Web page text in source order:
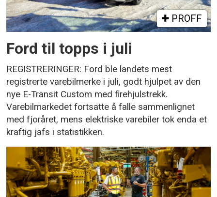
PROFF
Ford til topps i juli
REGISTRERINGER: Ford ble landets mest
registrerte varebilmerke i juli, godt hjulpet av den
nye E-Transit Custom med firehjulstrekk.
Varebilmarkedet fortsatte å falle sammenlignet
med fjoråret, mens elektriske varebiler tok enda et
kraftig jafs i statistikken.